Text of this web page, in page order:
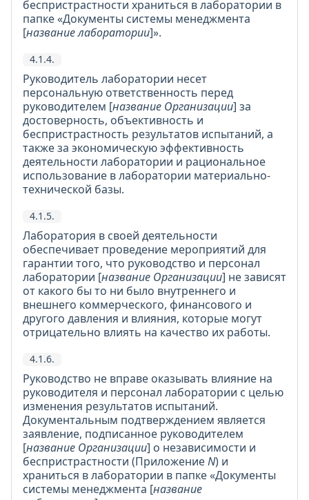
беспристрастности храниться в лаборатории в
папке «Документы системы менеджмента
[название лаборатории]».
4.1.4.
Руководитель лаборатории несет
персональную ответственность перед
руководителем [название Организации] за
достоверность, объективность и
беспристрастность результатов испытаний, а
также за экономическую эффективность
деятельности лаборатории и рациональное
использование в лаборатории материально-
технической базы.
4.1.5.
Лаборатория в своей деятельности
обеспечивает проведение мероприятий для
гарантии того, что руководство и персонал
лаборатории [название Организации] не зависят
от какого бы то ни было внутреннего и
внешнего коммерческого, финансового и
другого давления и влияния, которые могут
отрицательно влиять на качество их работы.
4.1.6.
Руководство не вправе оказывать влияние на
руководителя и персонал лаборатории с целью
изменения результатов испытаний.
Документальным подтверждением является
заявление, подписанное руководителем
[название Организации] о независимости и
беспристрастности (ПриложениеN) и
храниться в лаборатории в папке «Документы
системы менеджмента [название